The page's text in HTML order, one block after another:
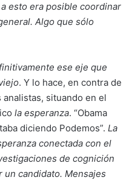
esto era posible coordinar
Algo que sólo
ese eje que
. Y lo hace, en contra de
situando en el
la esperanza. “Obama
diciendo Podemos”. La
conectada con el
de cognición
candidato. Mensajes